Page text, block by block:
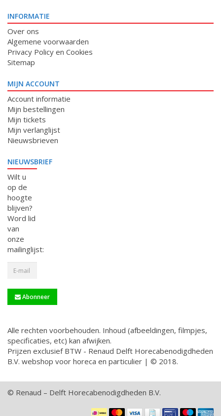
INFORMATIE
Over ons
Algemene voorwaarden
Privacy Policy en Cookies
Sitemap
MIJN ACCOUNT
Account informatie
Mijn bestellingen
Mijn tickets
Mijn verlanglijst
Nieuwsbrieven
NIEUWSBRIEF
Wilt u
op de
hoogte
blijven?
Word lid
van
onze
mailinglijst:
Abonneer
Alle rechten voorbehouden. Inhoud (afbeeldingen, filmpjes,
specificaties, etc) kan afwijken.
Prijzen exclusief BTW - Renaud Delft Horecabenodigdheden
B.V. webshop voor horeca en particulier | © 2018.
© Renaud – Delft Horecabenodigdheden B.V.